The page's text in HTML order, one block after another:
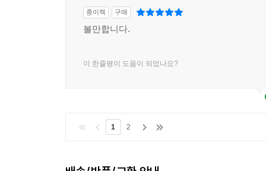
종이책 구매
볼만합니다.
이 한줄평이 도움이 되었나요?
1 2